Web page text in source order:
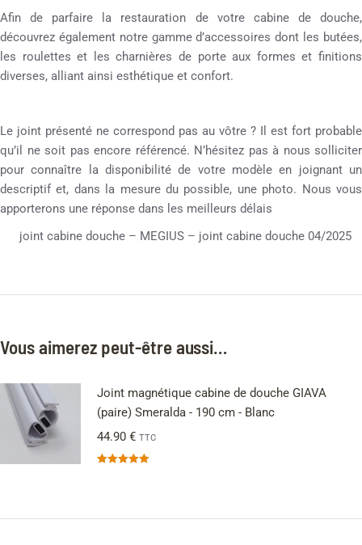
Afin de parfaire la restauration de votre cabine de douche,
découvrez également notre gamme d’accessoires dont les butées,
les roulettes et les charnières de porte aux formes et finitions
diverses, alliant ainsi esthétique et confort.
Le joint présenté ne correspond pas au vôtre ? Il est fort probable
qu’il ne soit pas encore référencé. N’hésitez pas à nous solliciter
pour connaître la disponibilité de votre modèle en joignant un
descriptif et, dans la mesure du possible, une photo. Nous vous
apporterons une réponse dans les meilleurs délais
joint cabine douche – MEGIUS – joint cabine douche 04/2025
Vous aimerez peut-être aussi…
Joint magnétique cabine de douche GIAVA
(paire) Smeralda - 190 cm - Blanc
44.90 € TTC